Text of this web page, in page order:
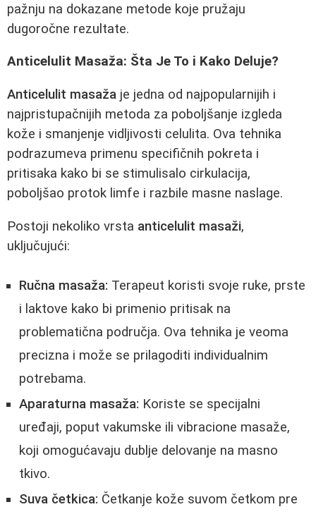
pažnju na dokazane metode koje pružaju
dugoročne rezultate.
Anticelulit Masaža: Šta Je To i Kako Deluje?
Anticelulit masaža je jedna od najpopularnijih i
najpristupačnijih metoda za poboljšanje izgleda
kože i smanjenje vidljivosti celulita. Ova tehnika
podrazumeva primenu specifičnih pokreta i
pritisaka kako bi se stimulisalo cirkulacija,
poboljšao protok limfe i razbile masne naslage.
Postoji nekoliko vrsta anticelulit masaži,
uključujući:
Ručna masaža: Terapeut koristi svoje ruke, prste
i laktove kako bi primenio pritisak na
problematična područja. Ova tehnika je veoma
precizna i može se prilagoditi individualnim
potrebama.
Aparaturna masaža: Koriste se specijalni
uređaji, poput vakumske ili vibracione masaže,
koji omogućavaju dublje delovanje na masno
tkivo.
Suva četkica: Četkanje kože suvom četkom pre